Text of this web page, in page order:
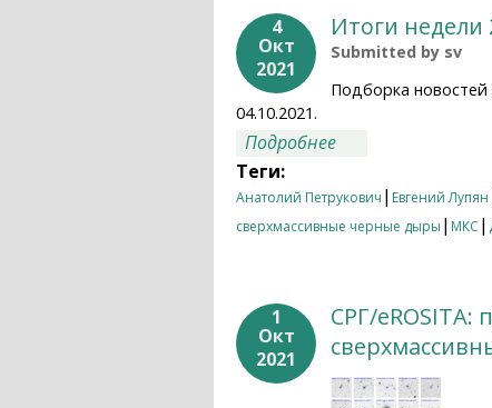
4
Окт
2021
Итоги недели
Submitted by sv
Подборка
04.10.2021.
Подробнее
Теги:
Анатолий Петрукович | Евгений Лупян
сверхмассивные черные дыры | МКС |
1
Окт
2021
СРГ/